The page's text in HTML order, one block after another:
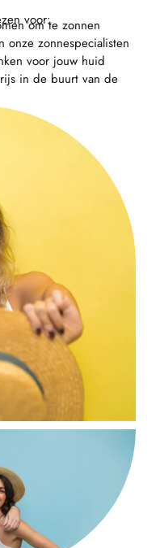
voor:
om te zonnen
onze zonnespecialisten
voor jouw huid
in de buurt van de